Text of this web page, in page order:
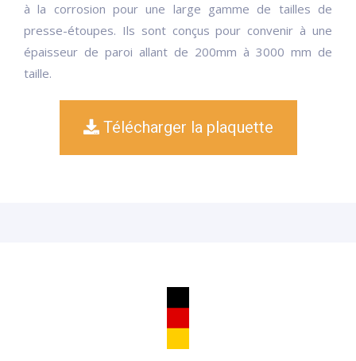
à la corrosion pour une large gamme de tailles de
presse-étoupes. Ils sont conçus pour convenir à une
épaisseur de paroi allant de 200mm à 3000 mm de
taille.
Télécharger la plaquette